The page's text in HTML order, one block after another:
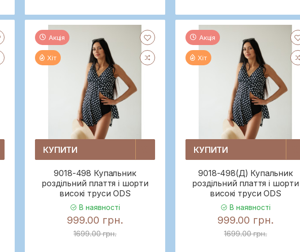
Акція
Хіт
КУПИТИ
9018-498 Купальник
роздільний плаття і шорти
високі труси ODS
В наявності
999.00 грн.
1699.00 грн.
Акція
Хіт
КУПИТИ
9018-498(Д) Купальник
роздільний плаття і шорти
високі труси ODS
В наявності
999.00 грн.
1699.00 грн.